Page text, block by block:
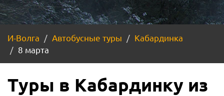
И-Волга Автобусные туры
Кабардинка
8 марта
Туры в Кабардинку из